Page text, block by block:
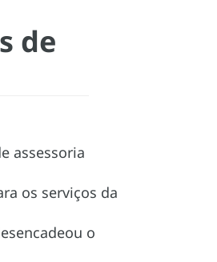
de
assessoria
os serviços da
o